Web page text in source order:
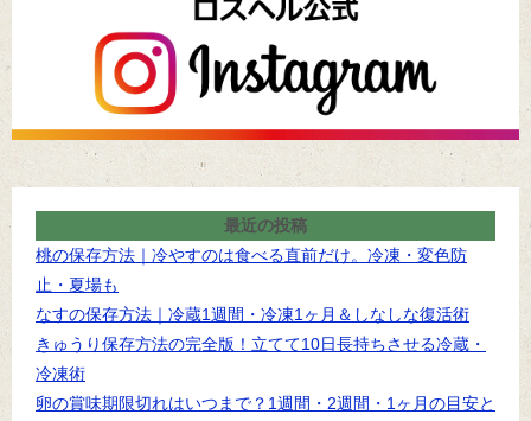
最近の投稿
桃の保存方法｜冷やすのは食べる直前だけ。冷凍・変色防
止・夏場も
なすの保存方法｜冷蔵1週間・冷凍1ヶ月＆しなしな復活術
きゅうり保存方法の完全版！立てて10日長持ちさせる冷蔵・
冷凍術
卵の賞味期限切れはいつまで？1週間・2週間・1ヶ月の目安と